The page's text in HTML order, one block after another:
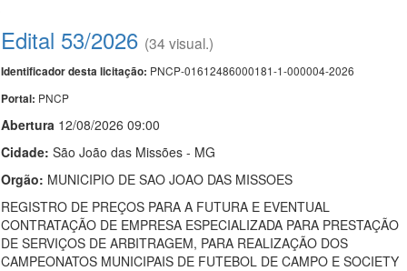
Edital 53/2026 (34 visual.)
Identificador desta licitação: PNCP-01612486000181-1-000004-2026
Portal: PNCP
Abertura 12/08/2026 09:00
Cidade: São João das Missões - MG
Orgão: MUNICIPIO DE SAO JOAO DAS MISSOES
REGISTRO DE PREÇOS PARA A FUTURA E EVENTUAL
CONTRATAÇÃO DE EMPRESA ESPECIALIZADA PARA PRESTAÇÃO
DE SERVIÇOS DE ARBITRAGEM, PARA REALIZAÇÃO DOS
CAMPEONATOS MUNICIPAIS DE FUTEBOL DE CAMPO E SOCIETY